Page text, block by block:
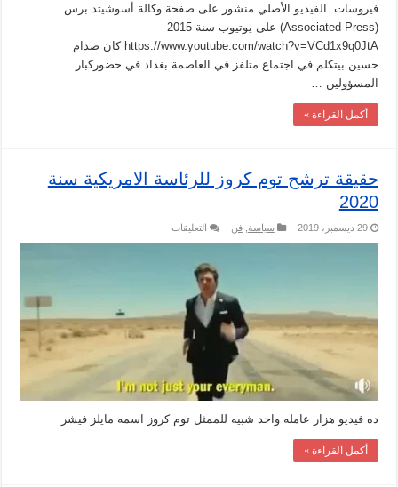
فيروسات. الفيديو الأصلي منشور على صفحة وكالة أسوشيتد برس
(Associated Press) على يوتيوب سنة 2015
https://www.youtube.com/watch?v=VCd1x9q0JtA كان صدام
حسين بيتكلم في اجتماع متلفز في العاصمة بغداد في حضوركبار
المسؤولين …
أكمل القراءة »
حقيقة ترشح توم كروز للرئاسة الامريكية سنة
2020
29 ديسمبر، 2019 سياسة ,فن التعليقات
2020
مغلقة
ده فيديو هزار عامله واحد شبيه للممثل توم كروز اسمه مايلز فيشر
أكمل القراءة »